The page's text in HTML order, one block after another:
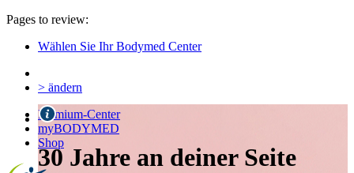
Pages to review:
Wählen Sie Ihr Bodymed Center
> ändern
Premium-Center
myBODYMED
Shop
30 Jahre an deiner Seite